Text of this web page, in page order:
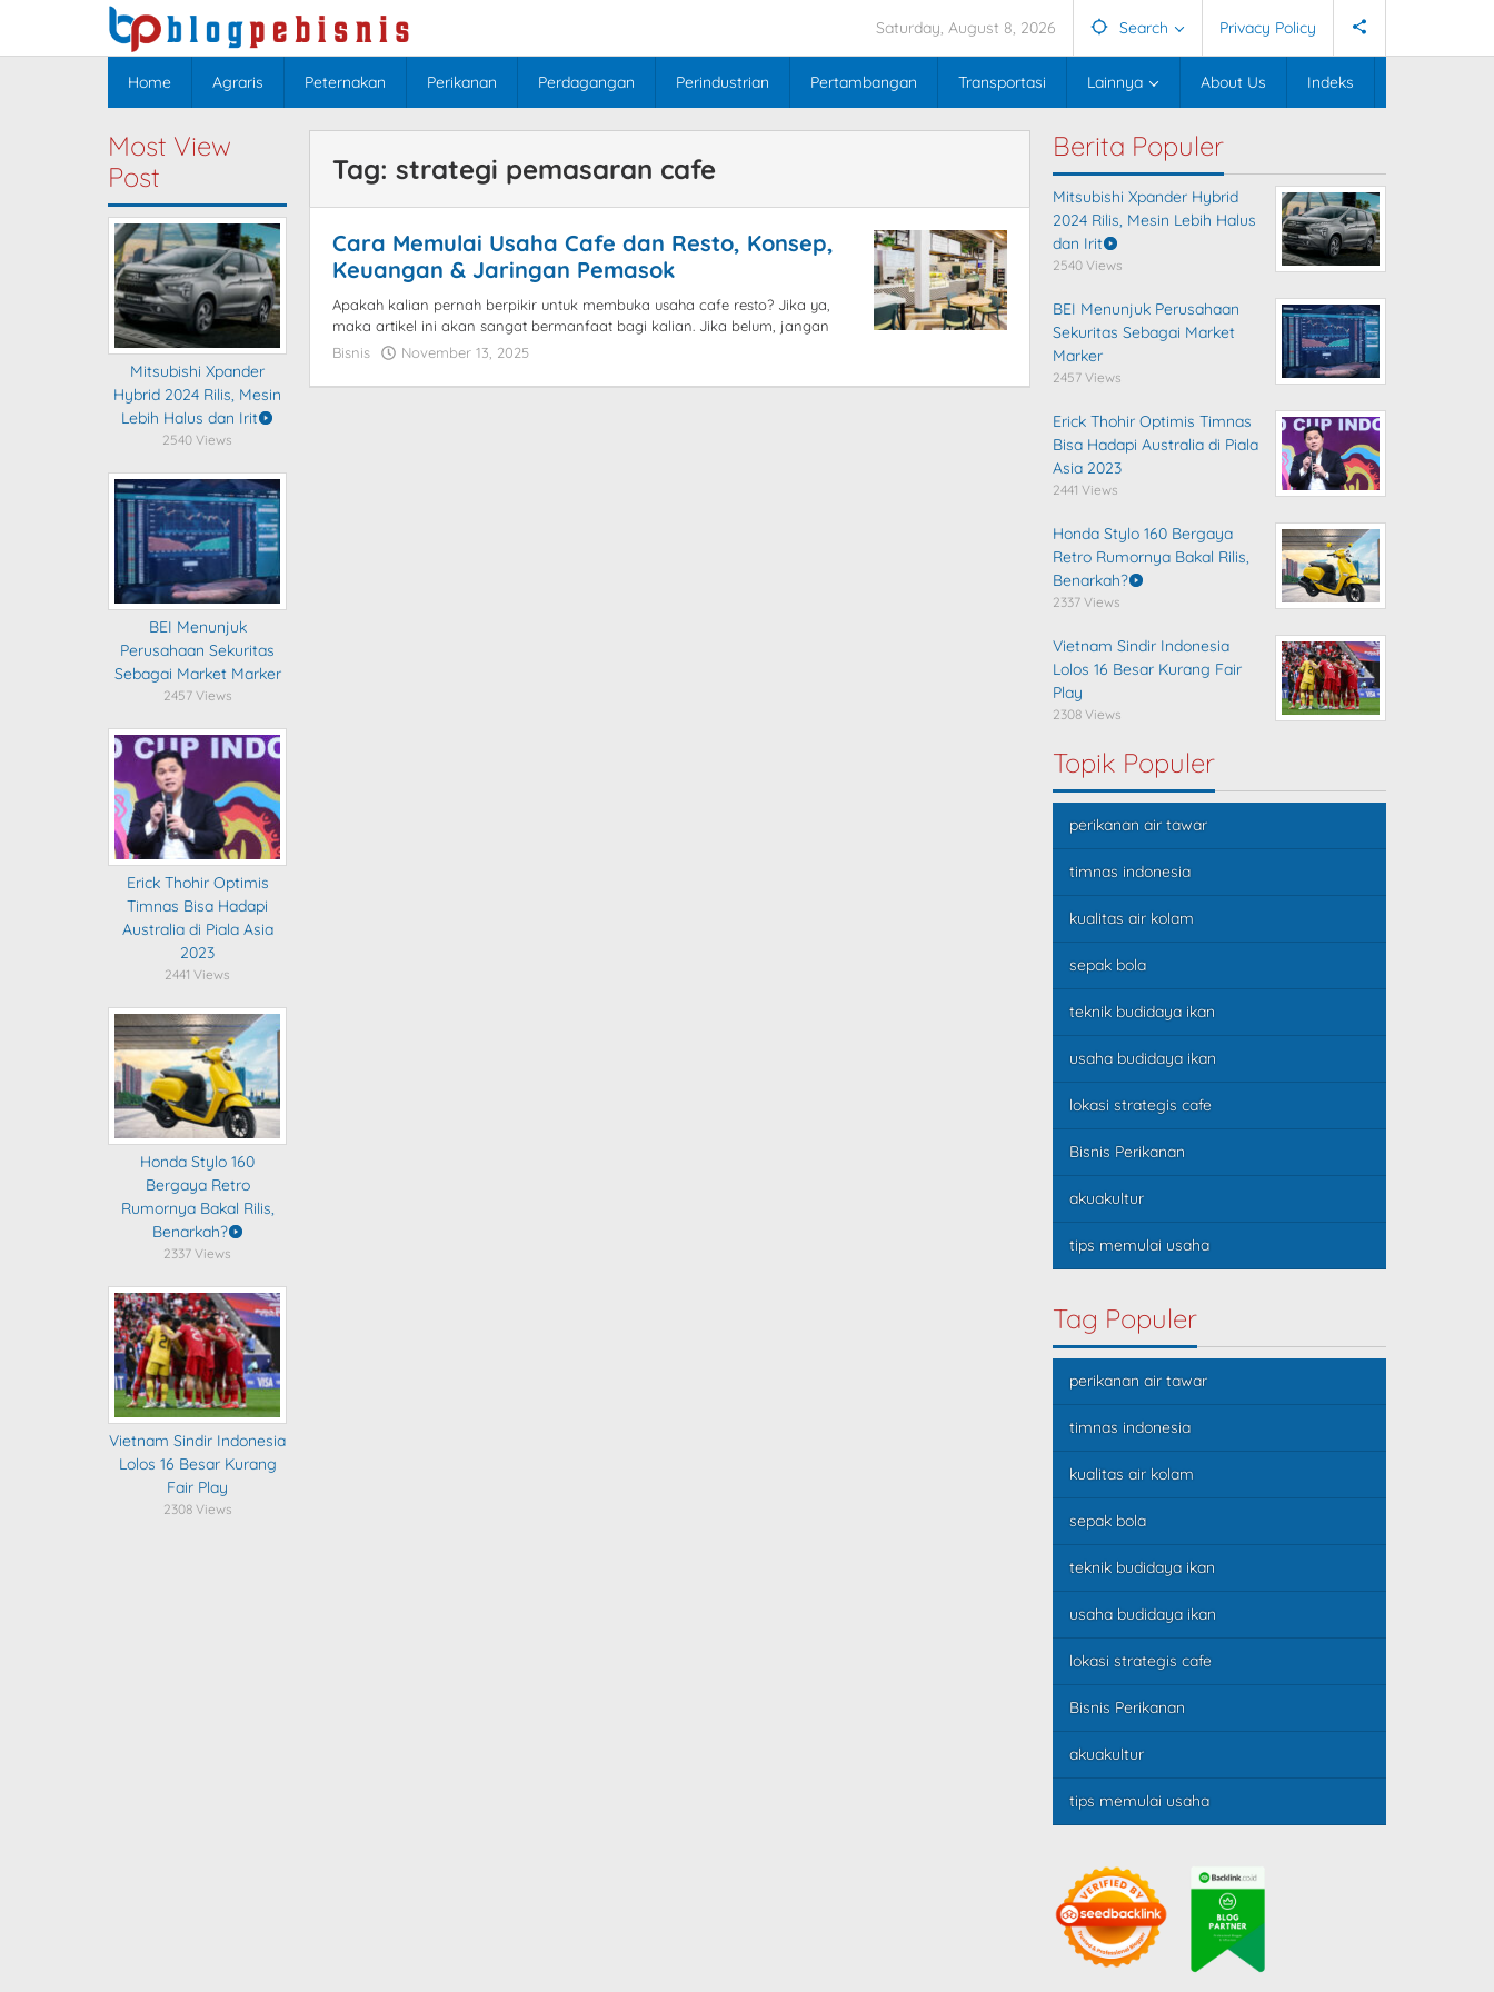
content
Saturday, August 8, 2026 Search Privacy Policy
Home Agraris Peternakan Perikanan Perdagangan Perindustrian Pertambangan Transportasi Lainnya About Us Indeks
Most View
Post
Mitsubishi Xpander
Hybrid 2024 Rilis, Mesin
Lebih Halus dan Irit
2540 Views
BEI Menunjuk
Perusahaan Sekuritas
Sebagai Market Marker
2457 Views
Erick Thohir Optimis
Timnas Bisa Hadapi
Australia di Piala Asia
2023
2441 Views
Honda Stylo 160
Bergaya Retro
Rumornya Bakal Rilis,
Benarkah?
2337 Views
Vietnam Sindir Indonesia
Lolos 16 Besar Kurang
Fair Play
2308 Views
Tag:strategi pemasaran cafe
Cara Memulai Usaha Cafe dan Resto, Konsep,
Keuangan & Jaringan Pemasok
Apakah kalian pernah berpikir untuk membuka usaha cafe resto? Jika ya,
maka artikel ini akan sangat bermanfaat bagi kalian. Jika belum, jangan
Bisnis
November 13, 2025
Berita Populer
Mitsubishi Xpander Hybrid
2024 Rilis, Mesin Lebih Halus
dan Irit
2540 Views
BEI Menunjuk Perusahaan
Sekuritas Sebagai Market
Marker
2457 Views
Erick Thohir Optimis Timnas
Bisa Hadapi Australia di Piala
Asia 2023
2441 Views
Honda Stylo 160 Bergaya
Retro Rumornya Bakal Rilis,
Benarkah?
2337 Views
Vietnam Sindir Indonesia
Lolos 16 Besar Kurang Fair
Play
2308 Views
Topik Populer
perikanan air tawar
timnas indonesia
kualitas air kolam
sepak bola
teknik budidaya ikan
usaha budidaya ikan
lokasi strategis cafe
Bisnis Perikanan
akuakultur
tips memulai usaha
Tag Populer
perikanan air tawar
timnas indonesia
kualitas air kolam
sepak bola
teknik budidaya ikan
usaha budidaya ikan
lokasi strategis cafe
Bisnis Perikanan
akuakultur
tips memulai usaha